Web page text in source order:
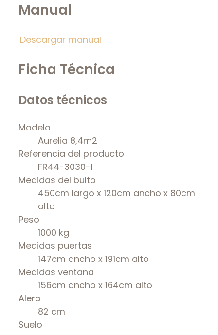
Manual
Descargar manual
Ficha Técnica
Datos técnicos
Modelo
Aurelia 8,4m2
Referencia del producto
FR44-3030-1
Medidas del bulto
450cm largo x 120cm ancho x 80cm
alto
Peso
1000 kg
Medidas puertas
147cm ancho x 191cm alto
Medidas ventana
156cm ancho x 164cm alto
Alero
82 cm
Suelo